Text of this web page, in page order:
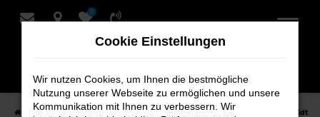
Zum
0
Startseite Nordenham Audi
Audi A6 e-tron Fahrzeuge bei Schmidt
Cookie Einstellungen
Wir nutzen Cookies, um Ihnen die bestmögliche
Nutzung unserer Webseite zu ermöglichen und unsere
Kommunikation mit Ihnen zu verbessern. Wir